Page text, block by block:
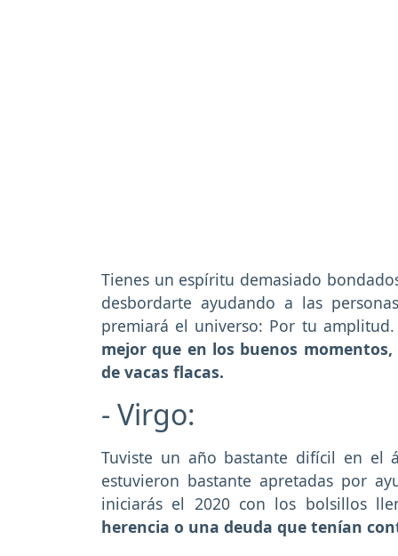
Tienes un espíritu demasiado
desbordarte ayudando a las
premiará el universo: Por tu amplitud.
mejor que en los buenos
de vacas flacas.
- Virgo:
Tuviste un año bastante difícil en el
estuvieron bastante apretadas por
iniciarás el 2020 con los bolsillos
herencia o una deuda que tenían